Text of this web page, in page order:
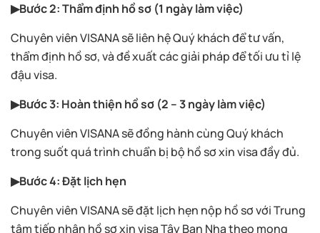
▶Bước 2: Thẩm định hồ sơ (1 ngày làm việc)
Chuyên viên VISANA sẽ liên hệ Quý khách để tư vấn,
thẩm định hồ sơ, và đề xuất các giải pháp để tối ưu tỉ lệ
đậu visa.
▶Bước 3: Hoàn thiện hồ sơ (2 – 3 ngày làm việc)
Chuyên viên VISANA sẽ đồng hành cùng Quý khách
trong suốt quá trình chuẩn bị bộ hồ sơ xin visa đầy đủ.
▶Bước 4: Đặt lịch hẹn
Chuyên viên VISANA sẽ đặt lịch hẹn nộp hồ sơ với Trung
tâm tiếp nhận hồ sơ xin visa Tây Ban Nha theo mong